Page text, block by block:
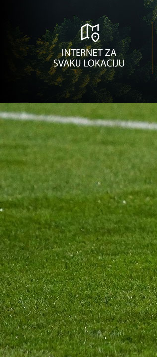
Zanimljivosti
Nikola Lazarević na edukaciji u
5 mjesec 3 sedmica
Zanimljivosti
Lijepa gesta Villarreala za
3 godina 9 mjesec